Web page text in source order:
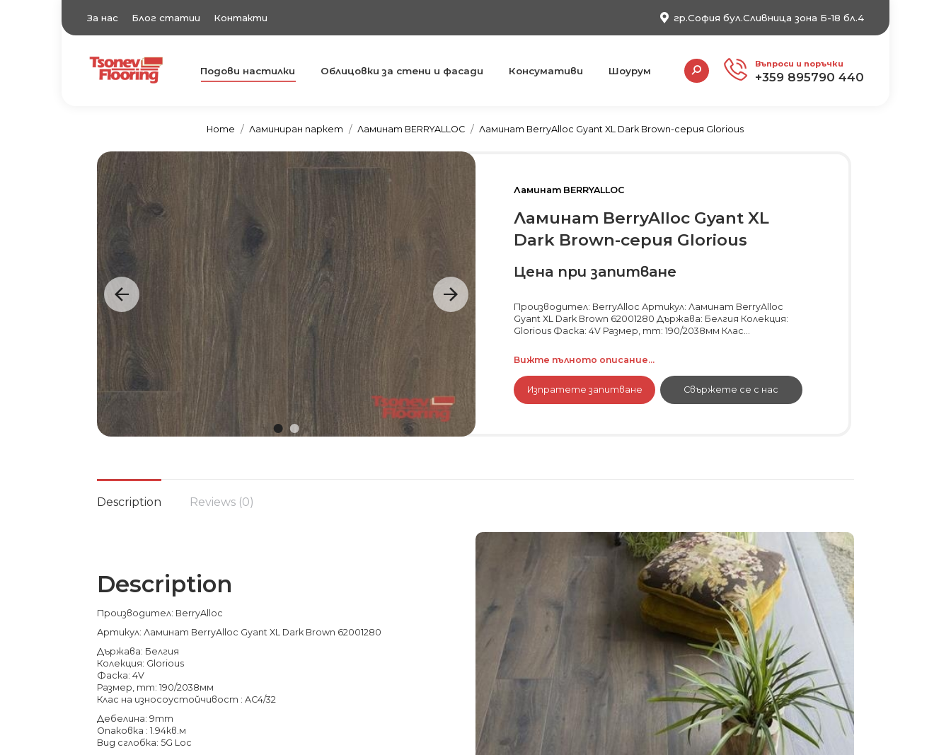
За нас Блог статии Контакти гр.София бул.Сливница зона Б-18 бл.4
TsonevFlooring
Подови настилки Подови настилки Облицовки за стени и фасади Консумативи Шоурум
Search: Въпроси и поръчки
+359 895790 440
You are here:
Home Ламиниран паркет Ламинат BERRYALLOC Ламинат BerryAlloc Gyant XL Dark Brown-серия Glorious
Ламинат BERRYALLOC
Ламинат BerryAlloc Gyant XL
Dark Brown-серия Glorious
Цена при запитване
Производител: BerryAlloc Артикул: Ламинат BerryAlloc
Gyant XL Dark Brown 62001280 Държава: Белгия Колекция:
Glorious Фаска: 4V Размер, mm: 190/2038мм Клас...
Вижте пълното описание...
Изпратете запитване Свържете се с нас
Description Reviews (0)
Description
Производител: BerryAlloc
Артикул: Ламинат BerryAlloc Gyant XL Dark Brown 62001280
Държава: Белгия
Колекция: Glorious
Фаска: 4V
Размер, mm: 190/2038мм
Клас на износоустойчивост : AC4/32
Дебелина: 9mm
Опаковка : 1.94кв.м
Вид сглобка: 5G Loc